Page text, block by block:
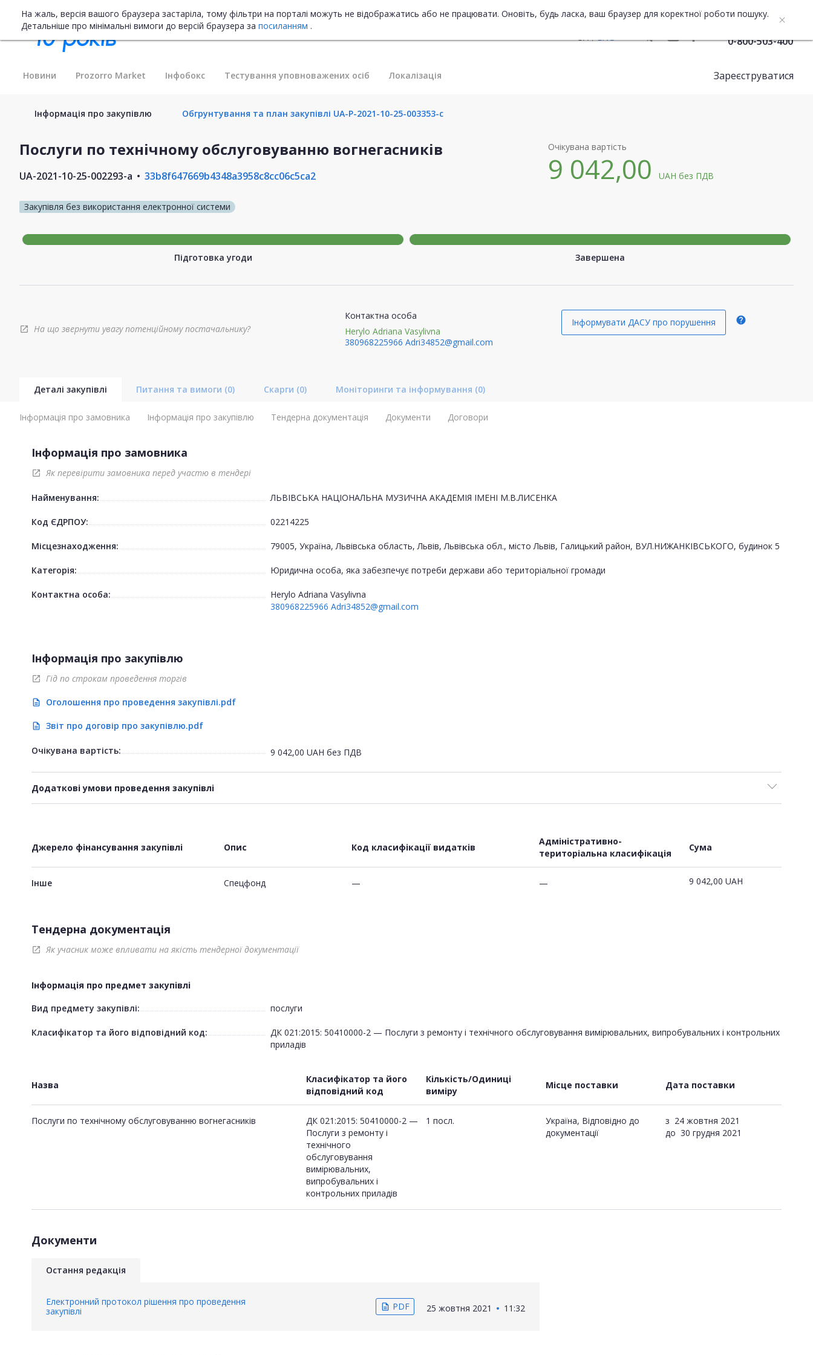
На жаль, версія вашого браузера застаріла, тому фільтри на порталі можуть не відображатись або не працювати. Оновіть, будь ласка, ваш браузер для коректної роботи пошуку.
Детальніше про мінімальні вимоги до версій браузера за посиланням .
UA
ENG 0-800-503-400
Новини Prozorro Market Інфобокс Тестування уповноважених осіб Локалізація Зареєструватися
Інформація про закупівлю Обгрунтування та план закупівлі UA-P-2021-10-25-003353-c
Послуги по технічному обслуговуванню вогнегасників
UA-2021-10-25-002293-a 33b8f647669b4348a3958c8cc06c5ca2
Закупівля без використання електронної системи
Очікувана вартість
9 042,00UAHбез ПДВ
Підготовка угоди Завершена
open_in_new На що звернути увагу потенційному постачальнику?
Контактна особа
Herylo Adriana Vasylivna
380968225966 Adri34852@gmail.com
Інформувати ДАСУ про порушення help
Деталі закупівлі Питання та вимоги (0) Скарги (0) Моніторинги та інформування (0)
Інформація про замовника Інформація про закупівлю Тендерна документація Документи Договори
Інформація про замовника
open_in_new Як перевірити замовника перед участю в тендері
Найменування: ЛЬВІВСЬКА НАЦІОНАЛЬНА МУЗИЧНА АКАДЕМІЯ ІМЕНІ М.В.ЛИСЕНКА
Код ЄДРПОУ: 02214225
Місцезнаходження: 79005, Україна, Львівська область, Львів, Львівська обл., місто Львів, Галицький район, ВУЛ.НИЖАНКІВСЬКОГО, будинок 5
Категорія: Юридична особа, яка забезпечує потреби держави або територіальної громади
Контактна особа:
Herylo Adriana Vasylivna
380968225966 Adri34852@gmail.com
Інформація про закупівлю
open_in_new Гід по строкам проведення торгів
description Оголошення про проведення закупівлі.pdf
description Звіт про договір про закупівлю.pdf
Очікувана вартість: 9 042,00 UAH без ПДВ
Додаткові умови проведення закупівлі
Джерело фінансування закупівлі Опис Код класифікації видатків
Адміністративно-
територіальна класифікація
Сума
Інше Спецфонд — — 9 042,00 UAH
Тендерна документація
open_in_new Як учасник може впливати на якість тендерної документації
Інформація про предмет закупівлі
Вид предмету закупівлі:
послуги
Класифікатор та його відповідний код:
ДК 021:2015: 50410000-2 — Послуги з ремонту і технічного обслуговування вимірювальних, випробувальних і контрольних
приладів
Назва
Класифікатор та його
відповідний код
Кількість/Одиниці
виміру
Місце поставки Дата поставки
Послуги по технічному обслуговуванню вогнегасників
ДК 021:2015: 50410000-2 —
Послуги з ремонту і
технічного
обслуговування
вимірювальних,
випробувальних і
контрольних приладів
1 посл.
Україна, Відповідно до
документації
з 24 жовтня 2021
до 30 грудня 2021
Документи
Остання редакція
Електронний протокол рішення про проведення
закупівлі
description PDF 25 жовтня 2021 11:32